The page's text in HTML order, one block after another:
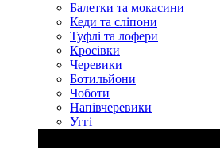
Балетки та мокасини
Кеди та сліпони
Туфлі та лофери
Кросівки
Черевики
Ботильйони
Чоботи
Напівчеревики
Уггі